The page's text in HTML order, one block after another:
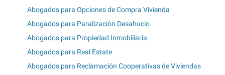
Abogados para Opciones de Compra Vivienda
Abogados para Paralización Desahucio
Abogados para Propiedad Inmobiliaria
Abogados para Real Estate
Abogados para Reclamación Cooperativas de Viviendas